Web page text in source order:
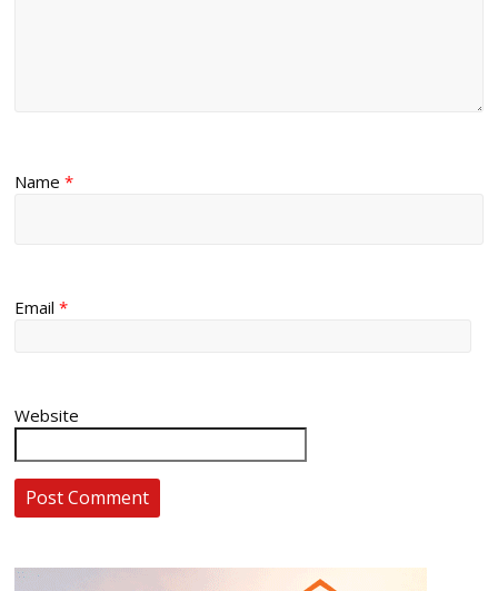
Name*
Email*
Website